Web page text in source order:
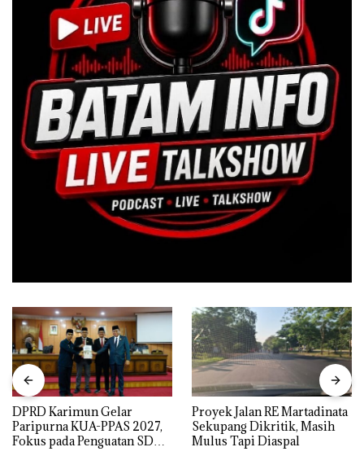
DPRD Karimun Gelar
Paripurna KUA-PPAS 2027,
Fokus pada Penguatan SDM,
Proyek Jalan RE Martadinata
Sekupang Dikritik, Masih
Mulus Tapi Diaspal